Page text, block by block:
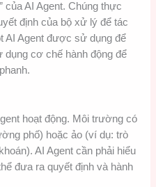
của AI Agent. Chúng thực
định của bộ xử lý để tác
AI Agent được sử dụng để
dụng cơ chế hành động để
hoạt động. Môi trường có
phố) hoặc ảo (ví dụ: trò
AI Agent cần phải hiểu
đưa ra quyết định và hành